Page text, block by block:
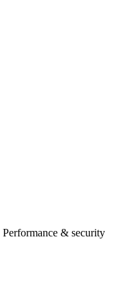
Performance & security